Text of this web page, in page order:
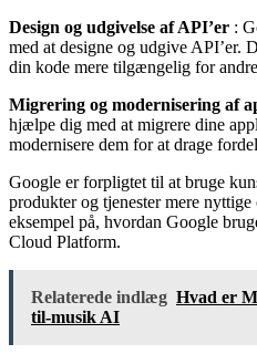
Design og udgivelse af API’er :
med at designe og udgive API’er.
din kode mere tilgængelig for
Migrering og modernisering af
hjælpe dig med at migrere dine
modernisere dem for at drage
Google er forpligtet til at bruge
produkter og tjenester mere
eksempel på, hvordan Google
Cloud Platform.
Relaterede indlæg Hvad er
til-musik AI